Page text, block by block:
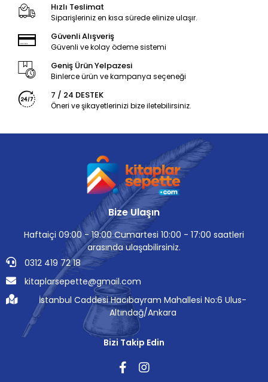
Hızlı Teslimat
Siparişleriniz en kısa sürede elinize ulaşır.
Güvenli Alışveriş
Güvenli ve kolay ödeme sistemi
Geniş Ürün Yelpazesi
Binlerce ürün ve kampanya seçeneği
7 / 24 DESTEK
Öneri ve şikayetlerinizi bize iletebilirsiniz.
Bize Ulaşın
Haftaiçi 09:00 - 19:00 Cumartesi 10:00 - 17:00 saatleri
arasında ulaşabilirsiniz.
0312 419 72 18
kitaplarsepette@gmail.com
İstanbul Caddesi Hacıbayram Mahallesi No:6 Ulus-
Altındağ/Ankara
Bizi Takip Edin